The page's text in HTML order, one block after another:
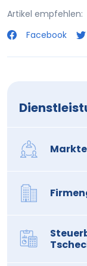
Artikel empfehlen:
Facebook